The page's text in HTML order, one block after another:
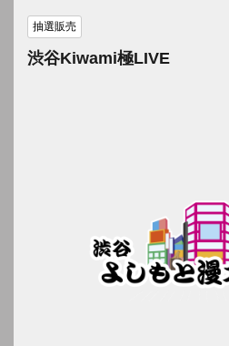
抽選販売
渋谷Kiwami極LIVE